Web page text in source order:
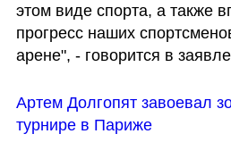
этом виде спорта, а также
прогресс наших
арене", - говорится в
Артем Долгопят завоевал
турнире в Париже